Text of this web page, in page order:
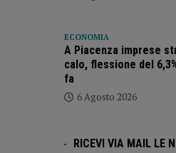
ECONOMIA
A Piacenza imprese
calo, flessione del
fa
6 Agosto 2026
RICEVI VIA MAIL LE